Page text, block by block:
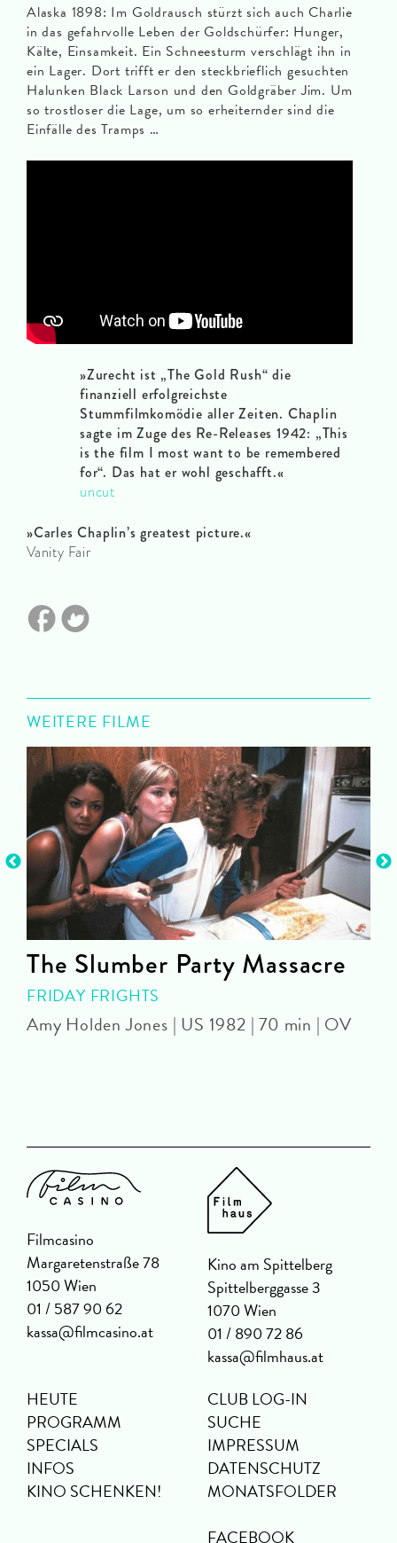
Alaska 1898: Im Goldrausch stürzt sich auch Charlie
in das gefahrvolle Leben der Goldschürfer: Hunger,
Kälte, Einsamkeit. Ein Schneesturm verschlägt ihn in
ein Lager. Dort trifft er den steckbrieflich gesuchten
Halunken Black Larson und den Goldgräber Jim. Um
so trostloser die Lage, um so erheiternder sind die
Einfälle des Tramps …
»Zurecht ist „The Gold Rush“ die
finanziell erfolgreichste
Stummfilmkomödie aller Zeiten. Chaplin
sagte im Zuge des Re-Releases 1942: „This
is the film I most want to be remembered
for“. Das hat er wohl geschafft.«
uncut
»Carles Chaplin’s greatest picture.«
Vanity Fair
WEITERE FILME
The Slumber Party Massacre
FRIDAY FRIGHTS
Amy Holden Jones | US 1982 | 70 min | OV
Filmcasino
Margaretenstraße 78
1050 Wien
01 / 587 90 62
kassa@filmcasino.at
Kino am Spittelberg
Spittelberggasse 3
1070 Wien
01 / 890 72 86
kassa@filmhaus.at
HEUTE
PROGRAMM
SPECIALS
INFOS
KINO SCHENKEN!
CLUB LOG-IN
SUCHE
IMPRESSUM
DATENSCHUTZ
MONATSFOLDER
FACEBOOK